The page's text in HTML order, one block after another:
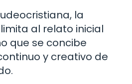
la
al relato inicial
que se concibe
y creativo de